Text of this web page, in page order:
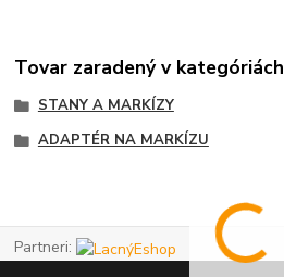
Tovar zaradený v kategóriách
STANY A MARKÍZY
ADAPTÉR NA MARKÍZU
Partneri: